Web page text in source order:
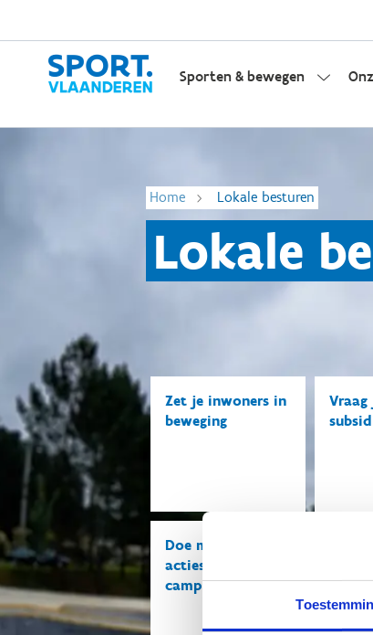
Sporten & bewegen
Home Lokale besturen
Lokale
Zet je inwoners in
beweging
Doe mee met onze
acties en
campagnes